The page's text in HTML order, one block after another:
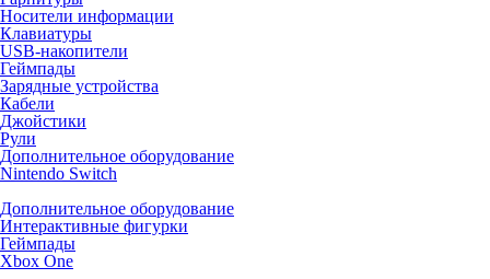
Носители информации
Клавиатуры
USB-накопители
Геймпады
Зарядные устройства
Кабели
Джойстики
Рули
Дополнительное оборудование
Nintendo Switch
Дополнительное оборудование
Интерактивные фигурки
Геймпады
Xbox One